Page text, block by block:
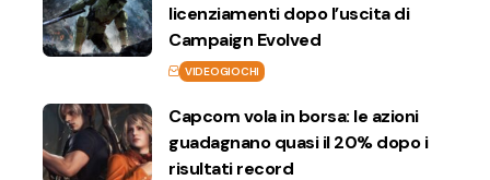
licenziamenti dopo l’uscita di
Campaign Evolved
VIDEOGIOCHI
Capcom vola in borsa: le azioni
guadagnano quasi il 20% dopo i
risultati record